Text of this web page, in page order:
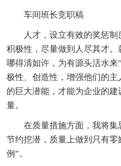
车间班长竞职稿
人才，设立有效的奖惩
积极性，尽量做到人尽其才
哪得清如许，为有源头活水
极性、创造性，增强他们的
的巨大潜能，才能为企业的
量。
在质量措施方面，我将集
节约挖潜，质量上做到只有零
例”。